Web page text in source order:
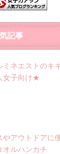
記事
ミネエストのキ
女子向け★
やアウトドアに
オルハンカチ